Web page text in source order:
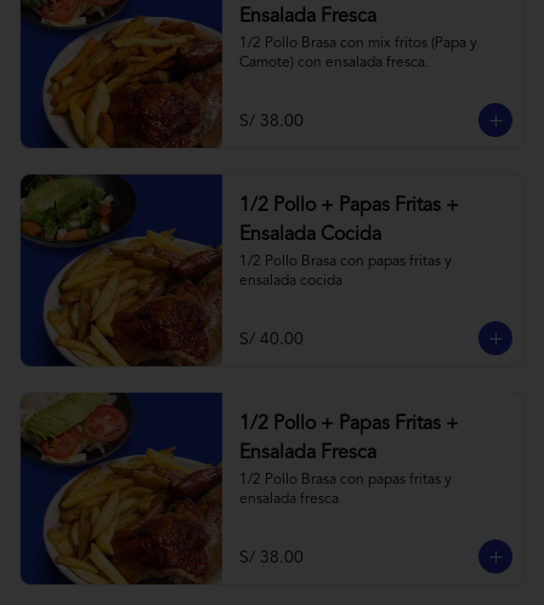
Ensalada Fresca
1/2 Pollo Brasa con mix fritos (Papa y
Camote) con ensalada fresca.
S/ 38.00
1/2 Pollo + Papas Fritas +
Ensalada Cocida
1/2 Pollo Brasa con papas fritas y
ensalada cocida
S/ 40.00
1/2 Pollo + Papas Fritas +
Ensalada Fresca
1/2 Pollo Brasa con papas fritas y
ensalada fresca
S/ 38.00